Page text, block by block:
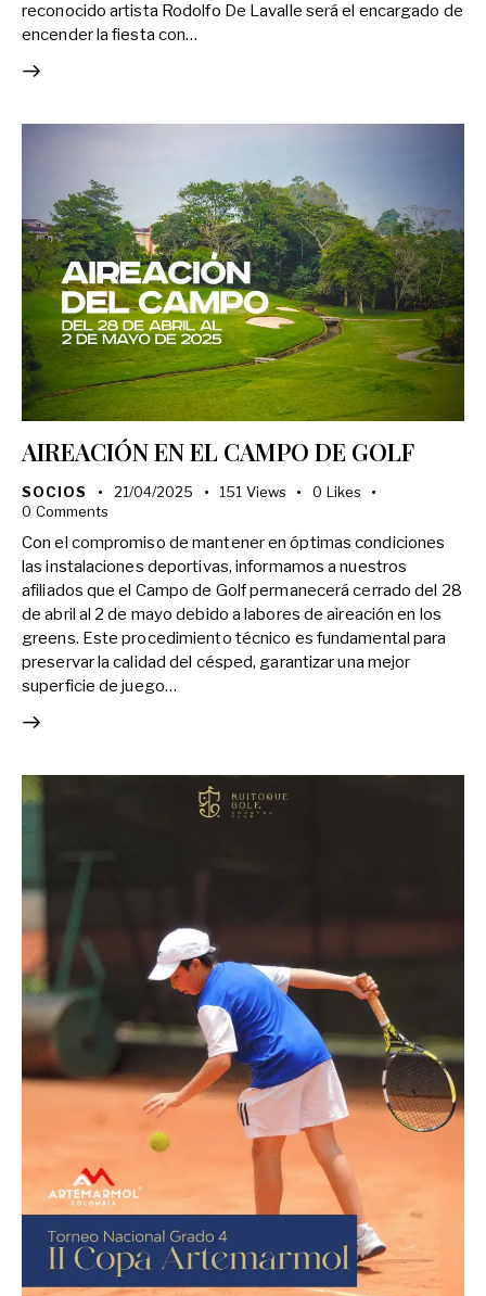
reconocido artista Rodolfo De Lavalle será el encargado de
encender la fiesta con…
AIREACIÓN EN EL CAMPO DE GOLF
SOCIOS 21/04/2025 151 Views 0 Likes
0 Comments
Con el compromiso de mantener en óptimas condiciones
las instalaciones deportivas, informamos a nuestros
afiliados que el Campo de Golf permanecerá cerrado del 28
de abril al 2 de mayo debido a labores de aireación en los
greens. Este procedimiento técnico es fundamental para
preservar la calidad del césped, garantizar una mejor
superficie de juego…